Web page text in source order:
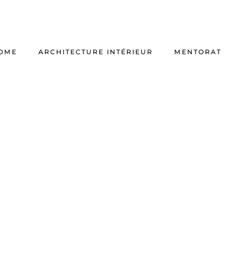
ARCHITECTURE INTÉRIEUR MENTORAT